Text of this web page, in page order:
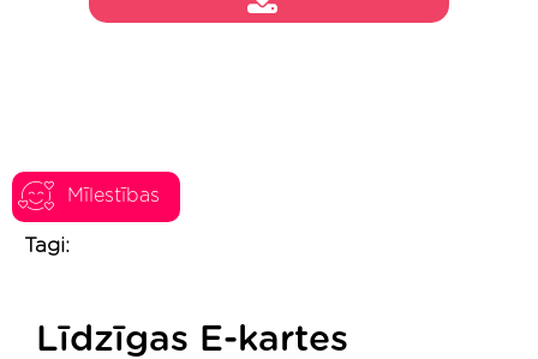
Mīlestības
Tagi:
Līdzīgas E-kartes